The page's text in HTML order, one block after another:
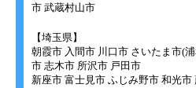
市 武蔵村山市
【埼玉県】
朝霞市 入間市 川口市 さいたま市(
市 志木市 所沢市 戸田市
新座市 富士見市 ふじみ野市 和光市